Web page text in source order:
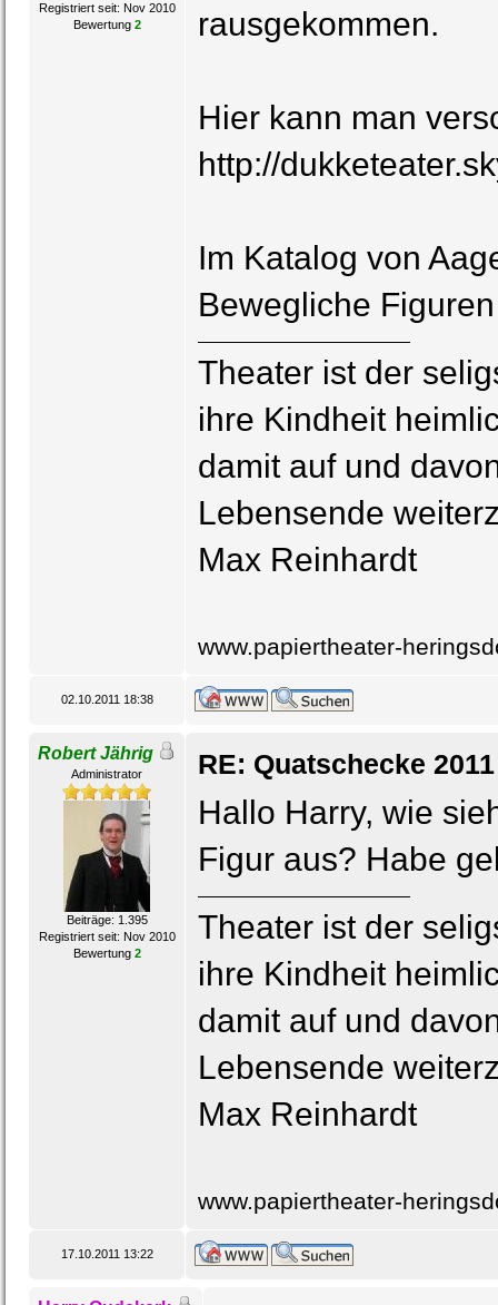
Registriert seit: Nov 2010
Bewertung 2
rausgekommen.
Hier kann man
http://
Im Katalog von
Bewegliche
Theater ist der
ihre Kindheit
damit auf und
Lebensende
Max Reinhardt
www.papiertheater-
02.10.2011 18:38
Robert Jährig
Administrator
Beiträge: 1.395
Registriert seit: Nov 2010
Bewertung 2
RE: Quatschecke 2011
Hallo Harry, wie
Figur aus? Habe
Theater ist der
ihre Kindheit
damit auf und
Lebensende
Max Reinhardt
www.papiertheater-
17.10.2011 13:22